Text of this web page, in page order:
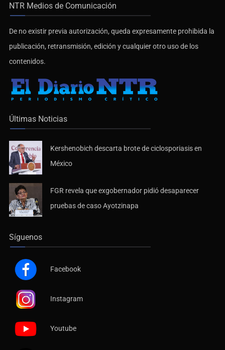
NTR Medios de Comunicación
De no existir previa autorización, queda expresamente prohibida la
publicación, retransmisión, edición y cualquier otro uso de los
contenidos.
Últimas Noticias
Kershenobich descarta brote de ciclosporiasis en
México
FGR revela que exgobernador pidió desaparecer
pruebas de caso Ayotzinapa
Síguenos
Facebook
Instagram
Youtube